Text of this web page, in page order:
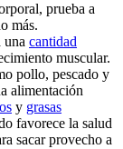
prueba a
más.
una cantidad
muscular.
pollo, pescado y
alimentación
y grasas
favorece la salud
sacar provecho a